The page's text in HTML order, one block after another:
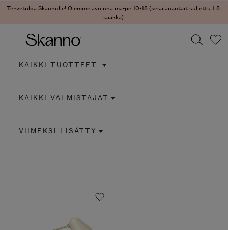
Tervetuloa Skannolle! Olemme avoinna ma-pe 10-18 (kesälauantait suljettu 1.8.
saakka).
Type 2 or more characters for results.
KAIKKI TUOTTEET
KAIKKI VALMISTAJAT
VIIMEKSI LISÄTTY